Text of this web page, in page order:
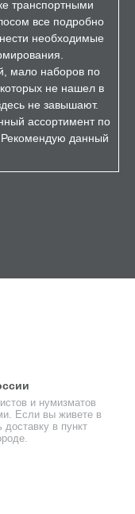
транспортными
все подробно
необходимые
мало наборов по
не нашел в
не завышают.
ассортимент по
данный
и нумизматов
Если вы живете в
доставку в пункт